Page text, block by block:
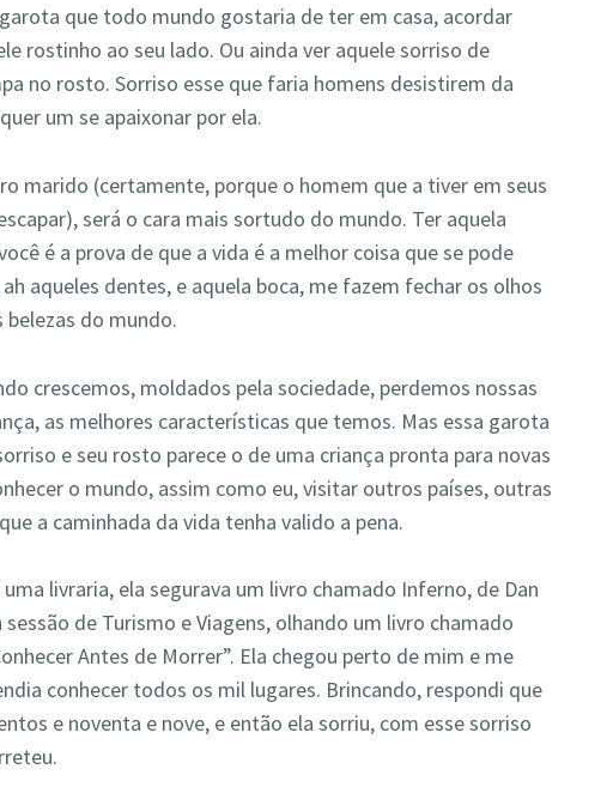
que todo mundo gostaria de ter em casa, acordar
rostinho ao seu lado. Ou ainda ver aquele sorriso de
no rosto. Sorriso esse que faria homens desistirem da
um se apaixonar por ela.
marido (certamente, porque o homem que a tiver em seus
será o cara mais sortudo do mundo. Ter aquela
é a prova de que a vida é a melhor coisa que se pode
aqueles dentes, e aquela boca, me fazem fechar os olhos
do mundo.
crescemos, moldados pela sociedade, perdemos nossas
as melhores características que temos. Mas essa garota
e seu rosto parece o de uma criança pronta para novas
o mundo, assim como eu, visitar outros países, outras
a caminhada da vida tenha valido a pena.
livraria, ela segurava um livro chamado Inferno, de Dan
sessão de Turismo e Viagens, olhando um livro chamado
Antes de Morrer”. Ela chegou perto de mim e me
conhecer todos os mil lugares. Brincando, respondi que
e noventa e nove, e então ela sorriu, com esse sorriso